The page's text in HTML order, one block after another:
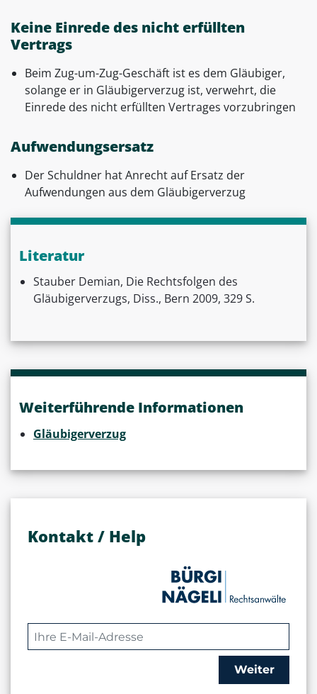
Keine Einrede des nicht erfüllten
Vertrags
Beim Zug-um-Zug-Geschäft ist es dem Gläubiger,
solange er in Gläubigerverzug ist, verwehrt, die
Einrede des nicht erfüllten Vertrages vorzubringen
Aufwendungsersatz
Der Schuldner hat Anrecht auf Ersatz der
Aufwendungen aus dem Gläubigerverzug
Literatur
Stauber Demian, Die Rechtsfolgen des
Gläubigerverzugs, Diss., Bern 2009, 329 S.
Weiterführende Informationen
Gläubigerverzug
Kontakt / Help
Weiter